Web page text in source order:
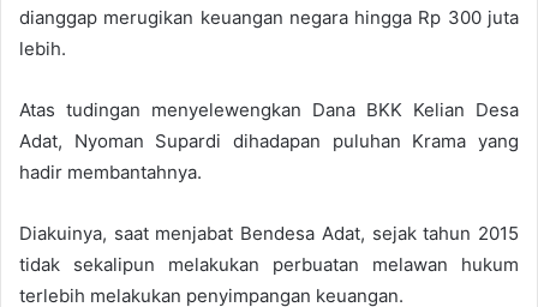
dianggap merugikan keuangan negara hingga Rp 300 juta
lebih.
Atas tudingan menyelewengkan Dana BKK Kelian Desa
Adat, Nyoman Supardi dihadapan puluhan Krama yang
hadir membantahnya.
Diakuinya, saat menjabat Bendesa Adat, sejak tahun 2015
tidak sekalipun melakukan perbuatan melawan hukum
terlebih melakukan penyimpangan keuangan.